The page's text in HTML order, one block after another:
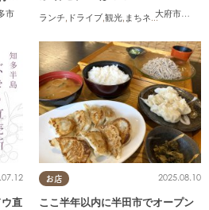
市
,家族 おひとりさま 大府市半田
ランチ, ドライブ,観光, まちネタ ,連載 家族
直
お店 2025.08.10
ここ半年以内に半田市でオープン